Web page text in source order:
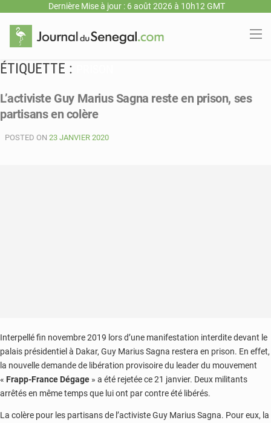
Dernière Mise à jour : 6 août 2026 à 10h12 GMT
ÉTIQUETTE :
L’activiste Guy Marius Sagna reste en prison, ses
partisans en colère
POSTED ON 23 JANVIER 2020
Interpellé fin novembre 2019 lors d’une manifestation interdite devant le
palais présidentiel à Dakar, Guy Marius Sagna restera en prison. En effet,
la nouvelle demande de libération provisoire du leader du mouvement
« Frapp-France Dégage » a été rejetée ce 21 janvier. Deux militants
arrêtés en même temps que lui ont par contre été libérés.
La colère pour les partisans de l’activiste Guy Marius Sagna. Pour eux, la